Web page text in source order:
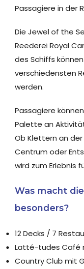
Passagiere in der
Die Jewel of the
Reederei Royal
des Schiffs
verschiedensten
werden.
Passagiere
Palette an
Ob Klettern an
Centrum oder
wird zum Erlebnis
Was macht
besonders?
12 Decks / 7
Latté-tudes Café
Country Club mit